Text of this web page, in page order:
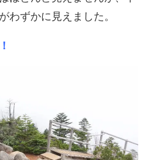
わずかに見えました。